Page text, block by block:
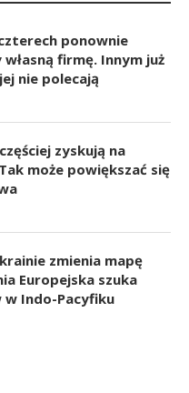
ponownie
własną firmę. Innym już
nie polecają
zyskują na
może powiększać się
zmienia mapę
Europejska szuka
Indo-Pacyfiku